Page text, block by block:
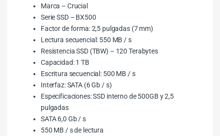
Marca – Crucial
Serie SSD – BX500
Factor de forma: 2,5 pulgadas (7 mm)
Lectura secuencial: 550 MB / s
Resistencia SSD (TBW) – 120 Terabytes
Capacidad: 1 TB
Escritura secuencial: 500 MB / s
Interfaz: SATA (6 Gb / s)
Especificaciones: SSD interno de 500GB y 2,5
pulgadas
SATA 6,0 Gb / s
550 MB / s de lectura